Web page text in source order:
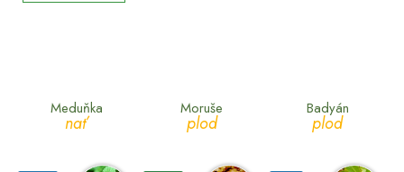
Meduňka
nať
Moruše
plod
Badyán
plod